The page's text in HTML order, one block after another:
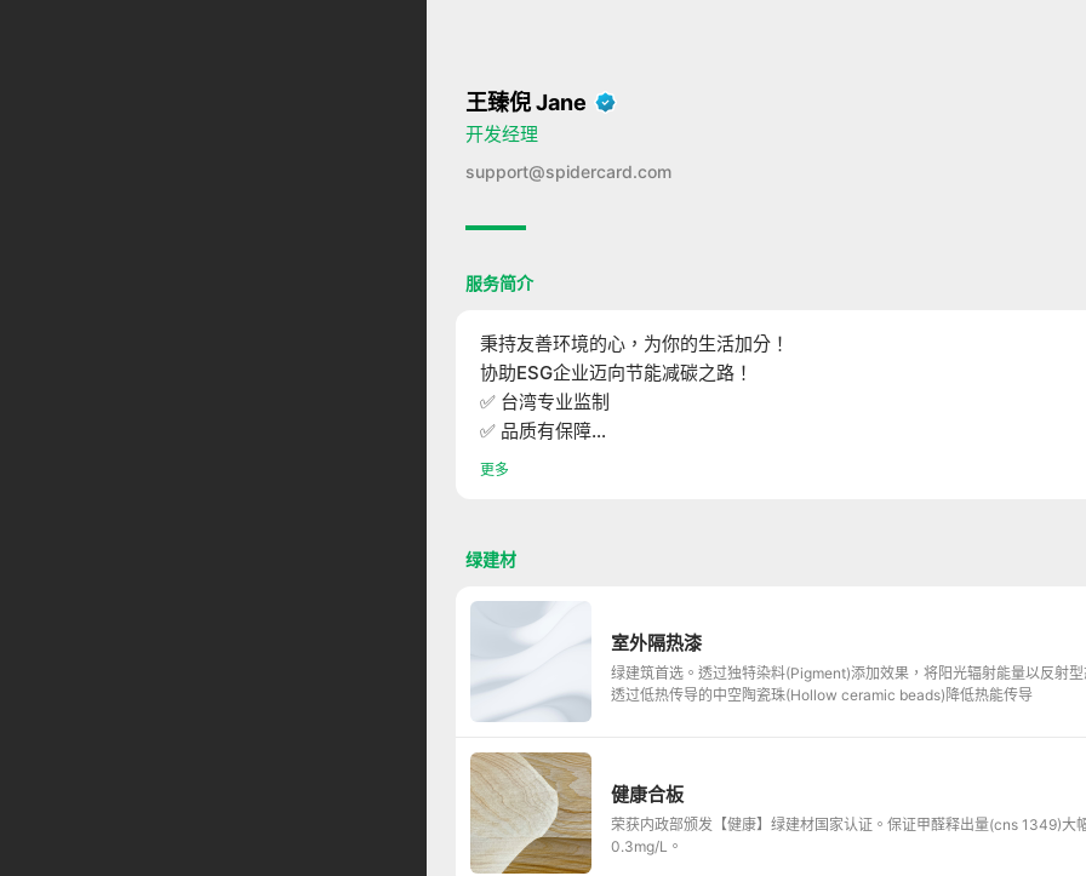
王臻倪 Jane
开发经理
support@spidercard.com
服务简介
秉持友善环境的心，为你的生活加分！
协助ESG企业迈向节能减碳之路！
✅ 台湾专业监制
✅ 品质有保障
✅ 全台服务
更多
绿建材
室外隔热漆
绿建筑首选。透过独特染料(Pigment)添加效果，将阳光辐射能量以反射
透过低热传导的中空陶瓷珠(Hollow ceramic beads)降低热能传导
健康合板
荣获内政部颁发【健康】绿建材国家认证。保证甲醛释出量(cns 1349)大
0.3mg/L。